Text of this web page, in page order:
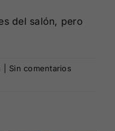
del salón, pero
Sin comentarios